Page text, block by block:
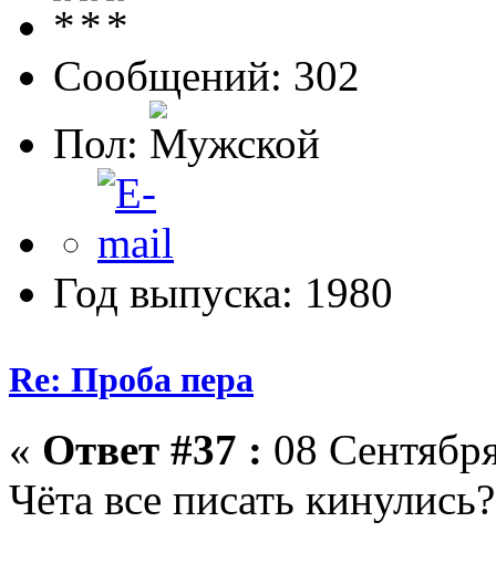
Сообщений: 302
Пол:
Год выпуска: 1980
Re: Проба пера
« Ответ #37 : 08
Чёта все писать